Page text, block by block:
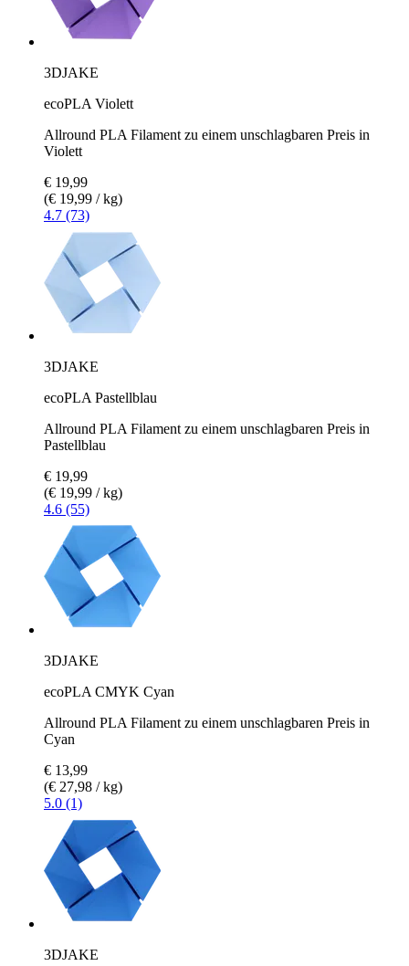
3DJAKE
ecoPLA Violett
Allround PLA Filament zu einem unschlagbaren Preis in
Violett
€ 19,99
(€ 19,99 / kg)
4.7 (73)
3DJAKE
ecoPLA Pastellblau
Allround PLA Filament zu einem unschlagbaren Preis in
Pastellblau
€ 19,99
(€ 19,99 / kg)
4.6 (55)
3DJAKE
ecoPLA CMYK Cyan
Allround PLA Filament zu einem unschlagbaren Preis in
Cyan
€ 13,99
(€ 27,98 / kg)
5.0 (1)
3DJAKE